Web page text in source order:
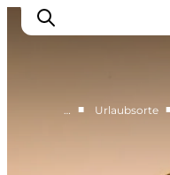
… ■ Urlaubsorte